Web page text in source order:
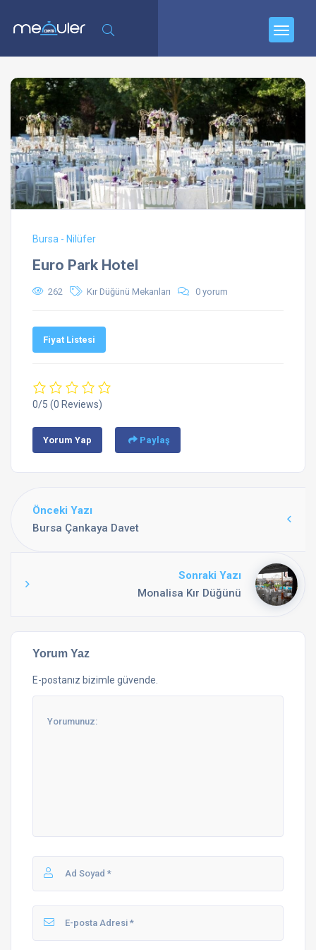
Bursa - Nilüfer
Euro Park Hotel
262 Kır Düğünü Mekanları 0 yorum
Fiyat Listesi
0/5 (0 Reviews)
Yorum Yap Paylaş
Önceki Yazı
Bursa Çankaya Davet
Sonraki Yazı
Monalisa Kır Düğünü
Yorum Yaz
E-postanız bizimle güvende.